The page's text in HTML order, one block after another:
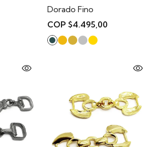
Dorado Fino
COP $4.495,00